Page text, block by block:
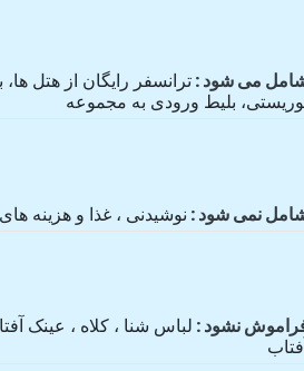
می شود ترانسفر رایگان از هتل ها،
بلیط ورودی به مجموعه
نمی شود نوشیدنی ، غذا و هزینه
نشود لباس شنا ، کلاه ، عینک